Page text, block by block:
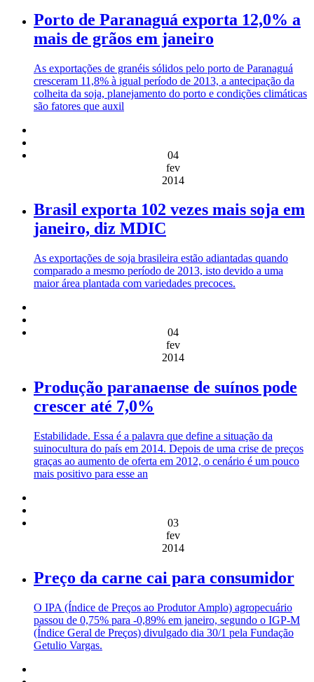
Porto de Paranaguá exporta 12,0% a
mais de grãos em janeiro
As exportações de granéis sólidos pelo porto de Paranaguá
cresceram 11,8% à igual período de 2013, a antecipação da
colheita da soja, planejamento do porto e condições climáticas
são fatores que auxil
04
fev
2014
Brasil exporta 102 vezes mais soja em
janeiro, diz MDIC
As exportações de soja brasileira estão adiantadas quando
comparado a mesmo período de 2013, isto devido a uma
maior área plantada com variedades precoces.
04
fev
2014
Produção paranaense de suínos pode
crescer até 7,0%
Estabilidade. Essa é a palavra que define a situação da
suinocultura do país em 2014. Depois de uma crise de preços
graças ao aumento de oferta em 2012, o cenário é um pouco
mais positivo para esse an
03
fev
2014
Preço da carne cai para consumidor
O IPA (Índice de Preços ao Produtor Amplo) agropecuário
passou de 0,75% para -0,89% em janeiro, segundo o IGP-M
(Índice Geral de Preços) divulgado dia 30/1 pela Fundação
Getulio Vargas.